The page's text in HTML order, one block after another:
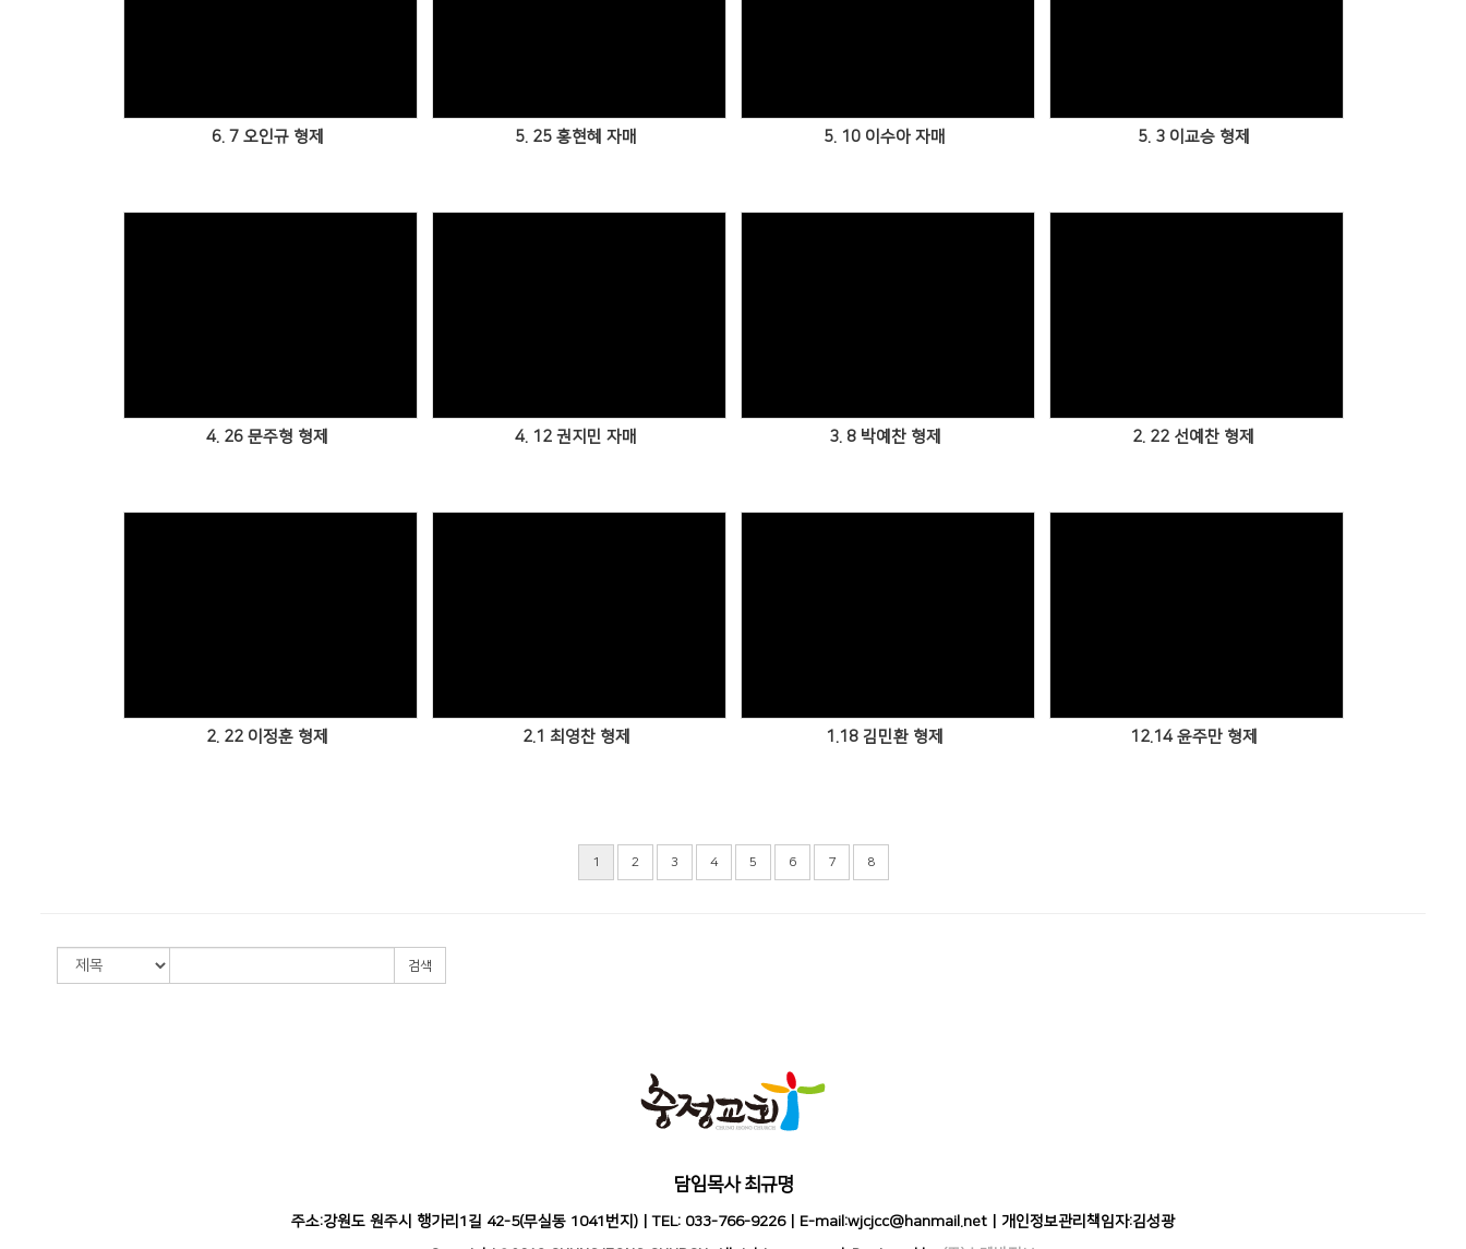
6. 7 오인규 형제 5. 25 홍현혜 자매 5. 10 이수아 자매 5. 3 이교승 형제
4. 26 문주형 형제 4. 12 권지민 자매 3. 8 박예찬 형제 2. 22 선예찬 형제
2. 22 이정훈 형제 2.1 최영찬 형제 1.18 김민환 형제 12.14 윤주만 형제
1 2 3 4 5 6 7 8
검색
담임목사 최규명
주소:강원도 원주시 행가리1길 42-5(무실동 1041번지) | TEL: 033-766-9226 | E-mail:wjcjcc@hanmail.net | 개인정보관리책임자:김성광